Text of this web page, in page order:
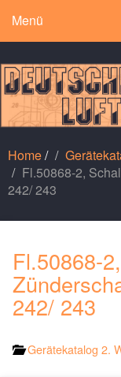
Menü
Home/
Fl.50868-2,
242/ 243
Fl.50868-
242/ 243
Gerätekatalog 2.